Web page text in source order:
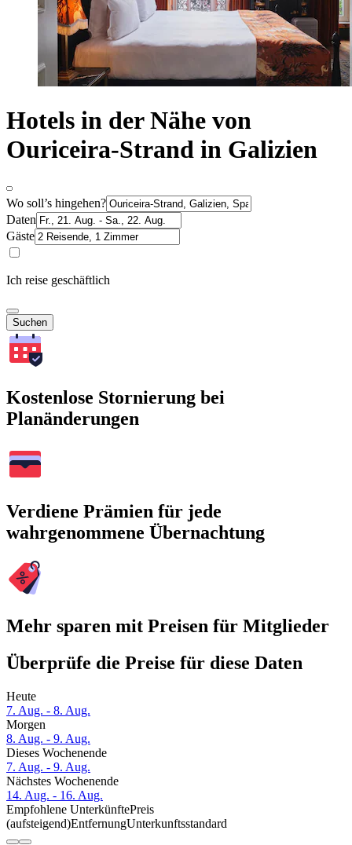
Hotels in der Nähe von
Ouriceira-Strand in Galizien
Wo soll’s hingehen?
Daten
Gäste
Ich reise geschäftlich
Suchen
Kostenlose Stornierung bei
Planänderungen
Verdiene Prämien für jede
wahrgenommene Übernachtung
Mehr sparen mit Preisen für Mitglieder
Überprüfe die Preise für diese Daten
Heute
7. Aug. - 8. Aug.
Morgen
8. Aug. - 9. Aug.
Dieses Wochenende
7. Aug. - 9. Aug.
Nächstes Wochenende
14. Aug. - 16. Aug.
Empfohlene UnterkünftePreis
(aufsteigend)EntfernungUnterkunftsstandard